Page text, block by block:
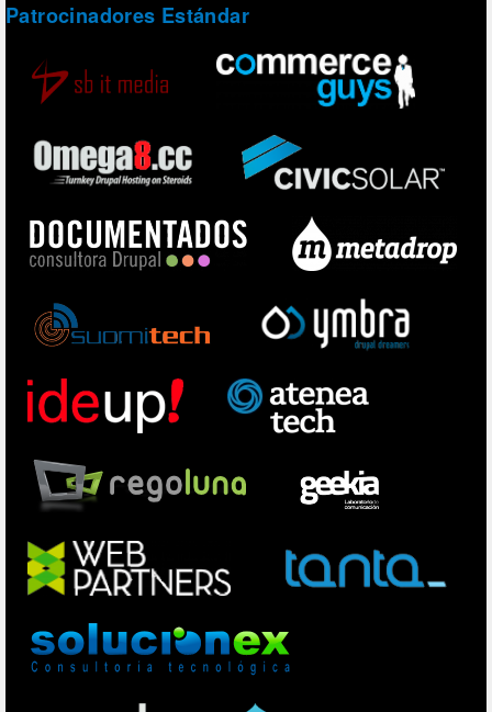
Patrocinadores Estándar